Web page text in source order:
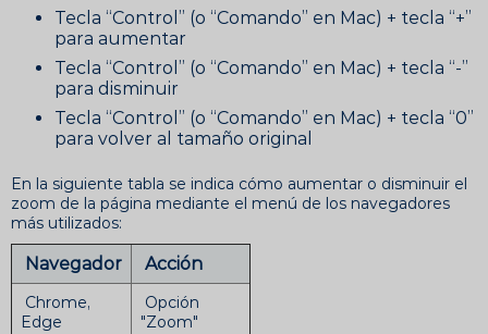
Tecla “Control” (o “Comando” en Mac) + tecla “+”
para aumentar
Tecla “Control” (o “Comando” en Mac) + tecla “-”
para disminuir
Tecla “Control” (o “Comando” en Mac) + tecla “0”
para volver al tamaño original
En la siguiente tabla se indica cómo aumentar o disminuir el
zoom de la página mediante el menú de los navegadores
más utilizados:
Navegador Acción
Chrome,
Edge
Opción
"Zoom"